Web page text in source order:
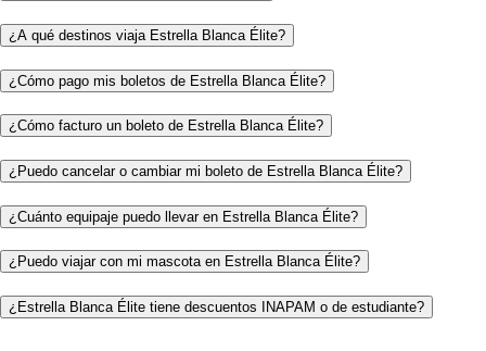
¿A qué destinos viaja Estrella Blanca Élite?
¿Cómo pago mis boletos de Estrella Blanca Élite?
¿Cómo facturo un boleto de Estrella Blanca Élite?
¿Puedo cancelar o cambiar mi boleto de Estrella Blanca Élite?
¿Cuánto equipaje puedo llevar en Estrella Blanca Élite?
¿Puedo viajar con mi mascota en Estrella Blanca Élite?
¿Estrella Blanca Élite tiene descuentos INAPAM o de estudiante?